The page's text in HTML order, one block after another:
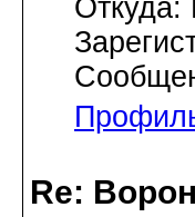
Откуда:
Re: